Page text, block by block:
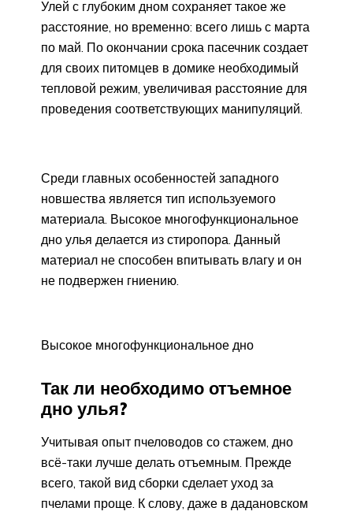
Улей с глубоким дном сохраняет такое же
расстояние, но временно: всего лишь с марта
по май. По окончании срока пасечник создает
для своих питомцев в домике необходимый
тепловой режим, увеличивая расстояние для
проведения соответствующих манипуляций.
Среди главных особенностей западного
новшества является тип используемого
материала. Высокое многофункциональное
дно улья делается из стиропора. Данный
материал не способен впитывать влагу и он
не подвержен гниению.
Высокое многофункциональное дно
Так ли необходимо отъемное
дно улья?
Учитывая опыт пчеловодов со стажем, дно
всё-таки лучше делать отъемным. Прежде
всего, такой вид сборки сделает уход за
пчелами проще. К слову, даже в дадановском